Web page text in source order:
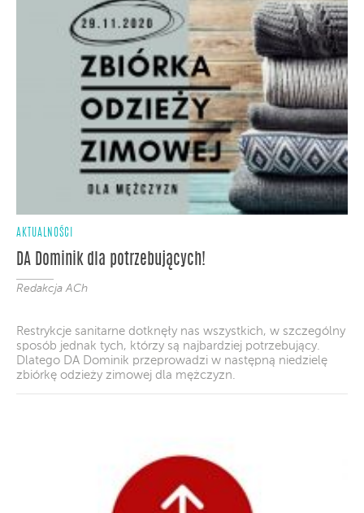
AKTUALNOŚCI
DA Dominik dla potrzebujących!
Redakcja ACh
Restrykcje sanitarne dotknęły nas wszystkich, w szczególny
sposób jednak tych, którzy są najbardziej potrzebujący.
Dlatego DA Dominik przeprowadzi w następną niedzielę
zbiórkę odzieży zimowej dla mężczyzn.